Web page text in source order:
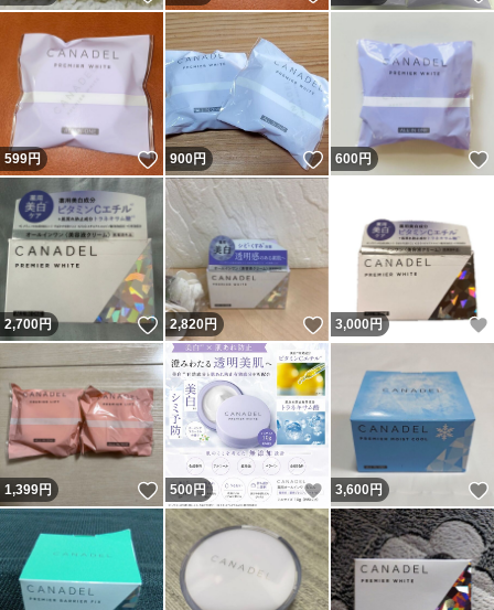
599円 いいね！
900円 いいね！
600円
2,700円 いいね！
2,820円 いいね！
3,000円
1,399円 いいね！
500 円 いいね！
3,600円